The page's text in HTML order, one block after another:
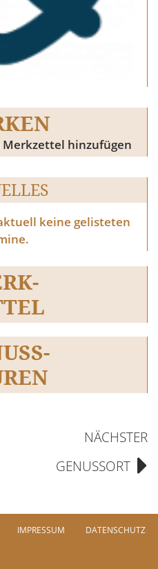
Merkzettel hinzufügen
keine gelisteten
NÄCHSTER
GENUSSORT
IMPRESSUM DATENSCHUTZ